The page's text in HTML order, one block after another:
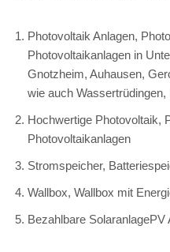
Photovoltaik Anlagen,
Photovoltaikanlagen in
Gnotzheim, Auhausen,
wie auch
Hochwertige Photovoltaik,
Photovoltaikanlagen
Stromspeicher,
Wallbox, Wallbox mit
Bezahlbare SolaranlagePV